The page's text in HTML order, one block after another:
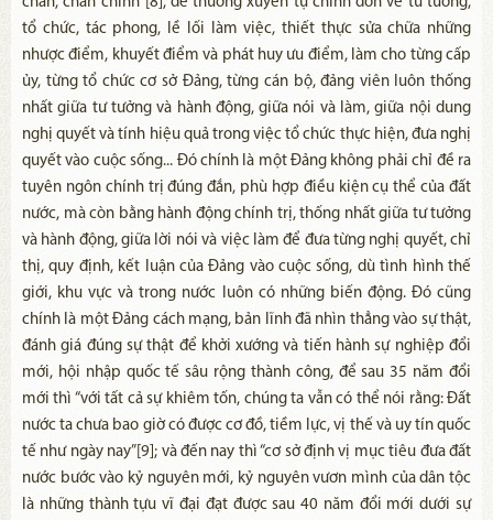
tổ chức, tác phong, lề lối làm việc, thiết thực sửa chữa những
nhược điểm, khuyết điểm và phát huy ưu điểm, làm cho từng cấp
ủy, từng tổ chức cơ sở Đảng, từng cán bộ, đảng viên luôn thống
nhất giữa tư tưởng và hành động, giữa nói và làm, giữa nội dung
nghị quyết và tính hiệu quả trong việc tổ chức thực hiện, đưa nghị
quyết vào cuộc sống... Đó chính là một Đảng không phải chỉ đề ra
tuyên ngôn chính trị đúng đắn, phù hợp điều kiện cụ thể của đất
nước, mà còn bằng hành động chính trị, thống nhất giữa tư tưởng
và hành động, giữa lời nói và việc làm để đưa từng nghị quyết, chỉ
thị, quy định, kết luận của Đảng vào cuộc sống, dù tình hình thế
giới, khu vực và trong nước luôn có những biến động. Đó cũng
chính là một Đảng cách mạng, bản lĩnh đã nhìn thẳng vào sự thật,
đánh giá đúng sự thật để khởi xướng và tiến hành sự nghiệp đổi
mới, hội nhập quốc tế sâu rộng thành công, để sau 35 năm đổi
mới thì “với tất cả sự khiêm tốn, chúng ta vẫn có thể nói rằng: Đất
nước ta chưa bao giờ có được cơ đồ, tiềm lực, vị thế và uy tín quốc
tế như ngày nay”[9]; và đến nay thì “cơ sở định vị mục tiêu đưa đất
nước bước vào kỷ nguyên mới, kỷ nguyên vươn mình của dân tộc
là những thành tựu vĩ đại đạt được sau 40 năm đổi mới dưới sự